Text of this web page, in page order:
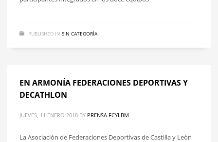
PUBLISHED IN SIN CATEGORÍA
EN ARMONÍA FEDERACIONES DEPORTIVAS Y
DECATHLON
JUEVES, 11 ENERO 2018 BY PRENSA FCYLBM
La Asociación de Federaciones Deportivas de Castilla y León